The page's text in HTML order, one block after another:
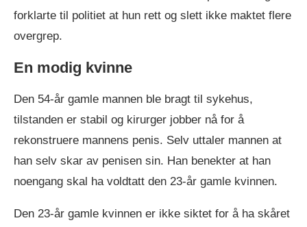
forklarte til politiet at hun rett og slett ikke maktet flere
overgrep.
En modig kvinne
Den 54-år gamle mannen ble bragt til sykehus,
tilstanden er stabil og kirurger jobber nå for å
rekonstruere mannens penis. Selv uttaler mannen at
han selv skar av penisen sin. Han benekter at han
noengang skal ha voldtatt den 23-år gamle kvinnen.
Den 23-år gamle kvinnen er ikke siktet for å ha skåret